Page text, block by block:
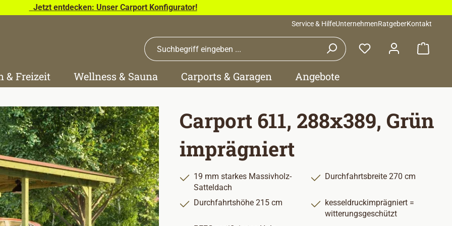
Jetzt entdecken: Unser Carport Konfigurator!
Service & HilfeUnternehmenRatgeberKontakt
& Freizeit Wellness & Sauna Carports & Garagen Angebote
Carport 611, 288x389, Grün
imprägniert
19 mm starkes Massivholz-
Satteldach
Durchfahrtsbreite 270 cm
Durchfahrtshöhe 215 cm
kesseldruckimprägniert =
witterungsgeschützt